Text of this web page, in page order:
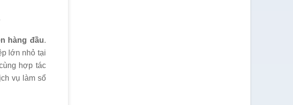
hàng đầu.
lớn nhỏ tại
hợp tác
vụ làm sổ